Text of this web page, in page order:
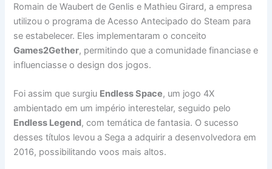
Romain de Waubert de Genlis e Mathieu Girard, a empresa
utilizou o programa de Acesso Antecipado do Steam para
se estabelecer. Eles implementaram o conceito
Games2Gether, permitindo que a comunidade financiase e
influenciasse o design dos jogos.
Foi assim que surgiu Endless Space, um jogo 4X
ambientado em um império interestelar, seguido pelo
Endless Legend, com temática de fantasia. O sucesso
desses títulos levou a Sega a adquirir a desenvolvedora em
2016, possibilitando voos mais altos.